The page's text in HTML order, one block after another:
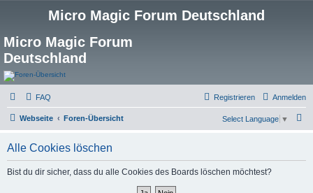
Micro Magic Forum Deutschland
Micro Magic Forum
Deutschland
FAQ Anmelden
Registrieren
Webseite Foren-Übersicht Select Language ▼
Alle Cookies löschen
Bist du dir sicher, dass du alle Cookies des Boards löschen möchtest?